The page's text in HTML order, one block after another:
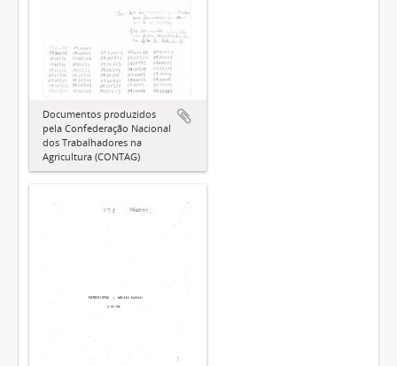
Documentos produzidos
pela Confederação Nacional
dos Trabalhadores na
Agricultura (CONTAG)